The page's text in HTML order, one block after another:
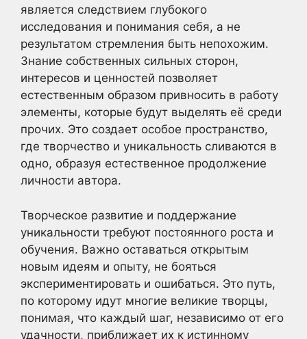
является следствием глубокого
исследования и понимания себя, а не
результатом стремления быть непохожим.
Знание собственных сильных сторон,
интересов и ценностей позволяет
естественным образом привносить в работу
элементы, которые будут выделять её среди
прочих. Это создает особое пространство,
где творчество и уникальность сливаются в
одно, образуя естественное продолжение
личности автора.
Творческое развитие и поддержание
уникальности требуют постоянного роста и
обучения. Важно оставаться открытым
новым идеям и опыту, не бояться
экспериментировать и ошибаться. Это путь,
по которому идут многие великие творцы,
понимая, что каждый шаг, независимо от его
удачности, приближает их к истинному